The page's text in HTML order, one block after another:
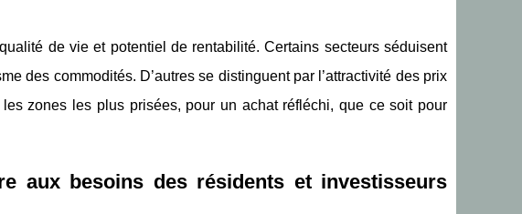
de vie et potentiel de rentabilité. Certains secteurs séduisent
des commodités. D’autres se distinguent par l’attractivité des prix
zones les plus prisées, pour un achat réfléchi, que ce soit pour
aux besoins des résidents et investisseurs